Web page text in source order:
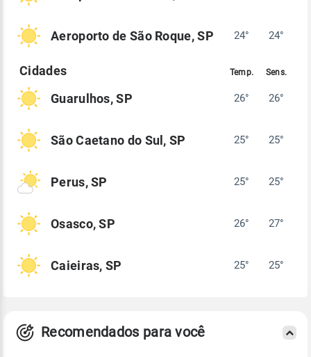
Aeroporto de São Roque, SP 24° 24°
Guarulhos, SP 26° 26°
São Caetano do Sul, SP 25° 25°
Perus, SP 25° 25°
Osasco, SP 26° 27°
Caieiras, SP 25° 25°
Recomendados para você